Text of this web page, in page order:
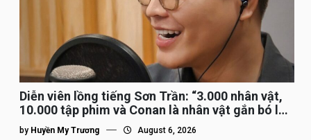
Diễn viên lồng tiếng Sơn Trần: “3.000 nhân vật,
10.000 tập phim và Conan là nhân vật gắn bó lâu
nhất”
by Huyền My Trương August 6, 2026